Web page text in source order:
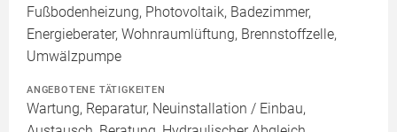
Fußbodenheizung, Photovoltaik, Badezimmer,
Energieberater, Wohnraumlüftung, Brennstoffzelle,
Umwälzpumpe
ANGEBOTENE TÄTIGKEITEN
Wartung, Reparatur, Neuinstallation / Einbau,